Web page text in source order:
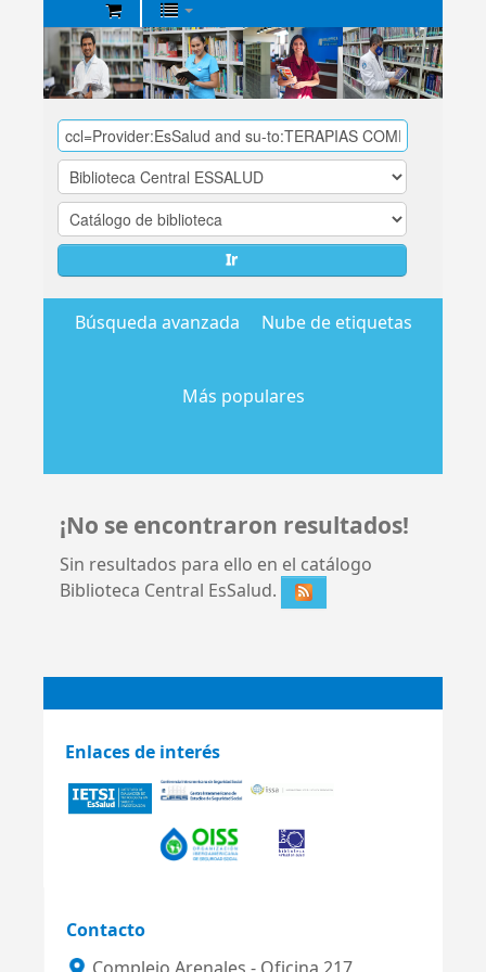
Biblioteca
Central
EsSalud
Ir
Búsqueda avanzada Nube de etiquetas
Más populares
¡No se encontraron resultados!
Sin resultados para ello en el catálogo
Biblioteca Central EsSalud.
Enlaces de interés
Contacto